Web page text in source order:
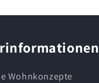
Wohnkonzepte